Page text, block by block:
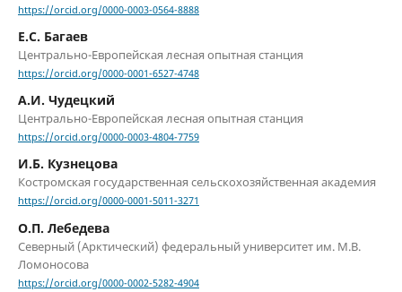
https://orcid.org/0000-0003-0564-8888
Е.С. Багаев
Центрально-Европейская лесная опытная станция
https://orcid.org/0000-0001-6527-4748
А.И. Чудецкий
Центрально-Европейская лесная опытная станция
https://orcid.org/0000-0003-4804-7759
И.Б. Кузнецова
Костромская государственная сельскохозяйственная академия
https://orcid.org/0000-0001-5011-3271
О.П. Лебедева
Северный (Арктический) федеральный университет им. М.В.
Ломоносова
https://orcid.org/0000-0002-5282-4904